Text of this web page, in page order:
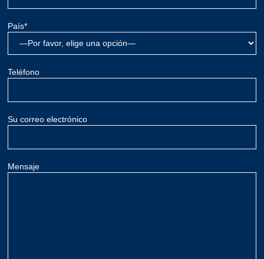
País*
Teléfono
Su correo electrónico
Mensaje